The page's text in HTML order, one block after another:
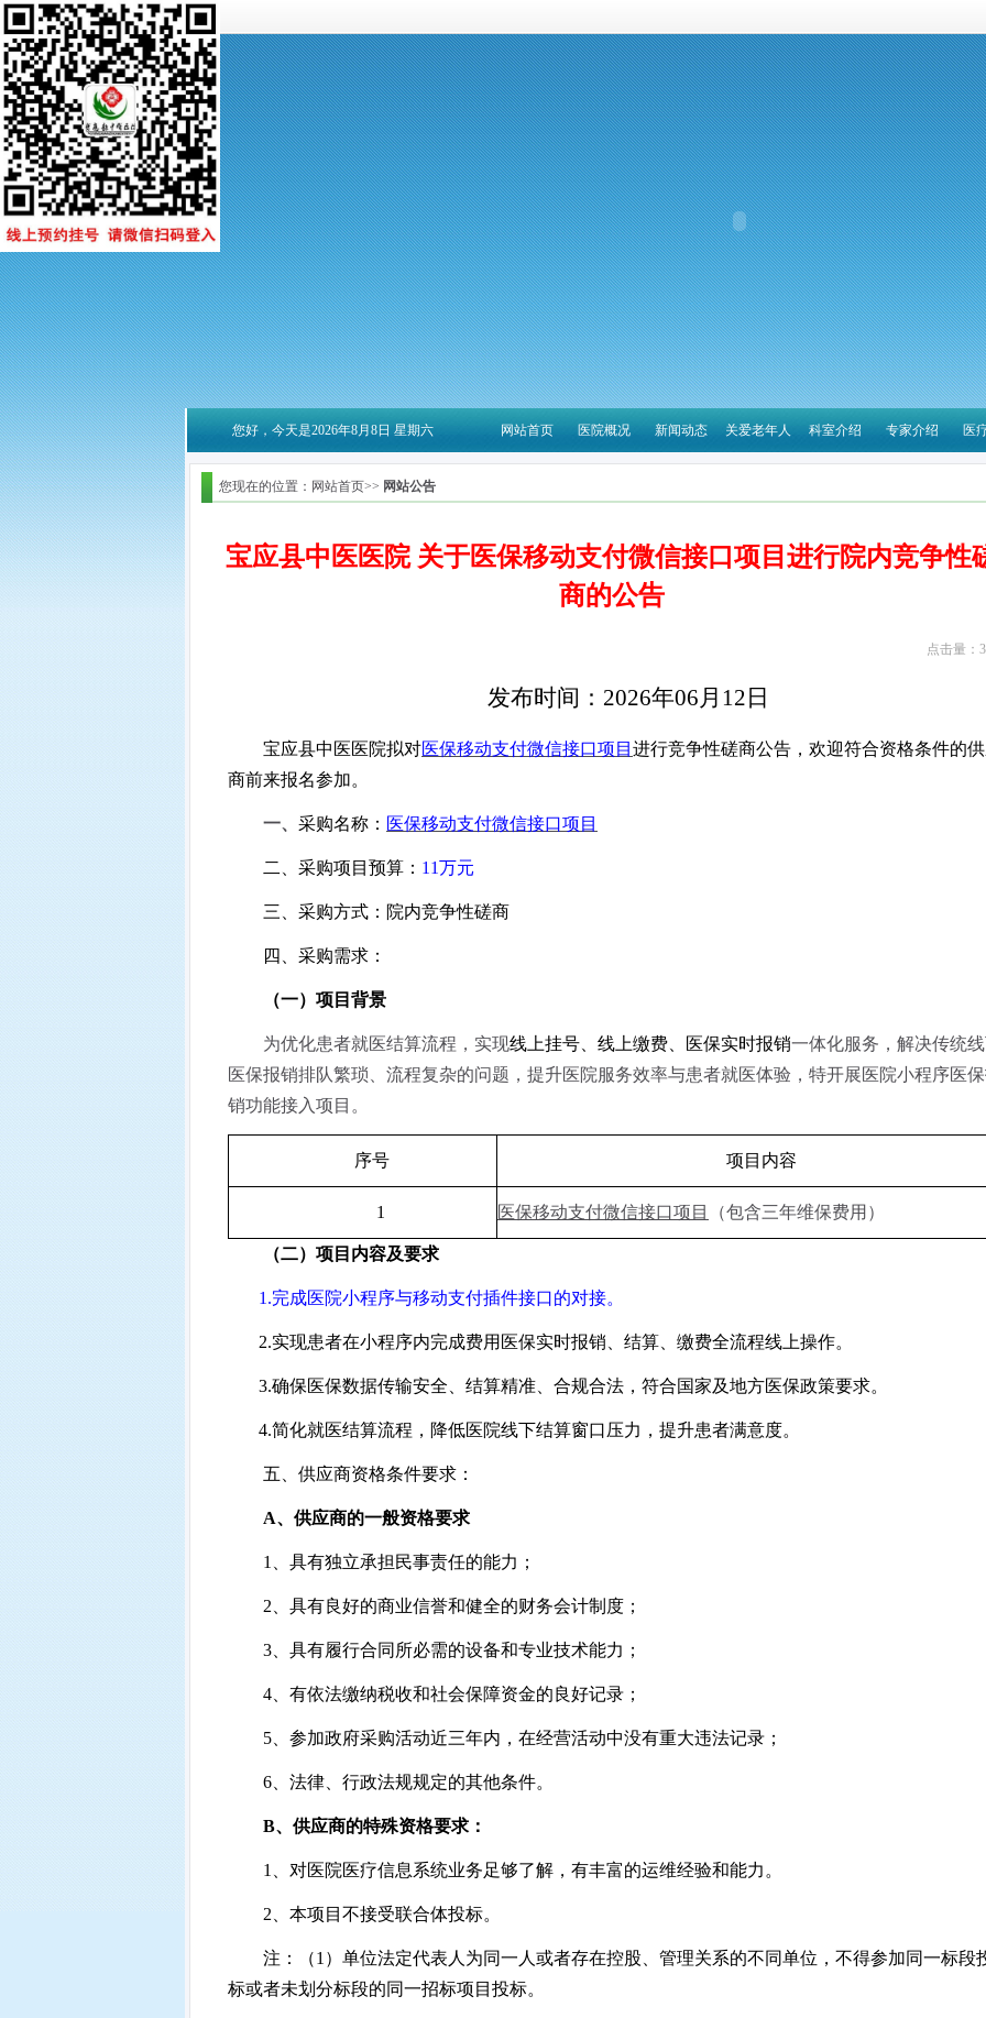
您好，今天是2026年8月8日 星期六 医
专家介绍
科室介绍
关爱老年人
新闻动态
医院概况
网站首页
您现在的位置：网站首页>> 网站公告
宝应县中医医院 关于医保移动支付微信接口项目进行院内竞争性
商的公告
点击量：
发布时间： 2026年06月 12 日
宝应县中医医院拟对医保移动支付微信接口项目 进行竞争性磋商公告，欢迎符合资格条件的
商前来报名参加。
一、 采购名称 ： 医保移动支付微信接口项目
二、采购项目预算： 11万元
三、采购方式：院内竞争性磋商
四、采购需求：
（一）项目背景
为优化患者就医结算流程，实现线上挂号、线上缴费、医保实时报销一体化服务，解决传统
医保报销排队繁琐、流程复杂的问题，提升医院服务效率与患者就医体验，特开展医院小程序医
销功能接入项目。
序号 项目内容
1 医保移动支付微信接口项目 （包含三年维保费用）
（二）项目内容及要求
1.完成医院小程序与移动支付插件接口的对接。
2.实现患者在小程序内完成费用医保实时报销、结算、缴费全流程线上操作。
3.确保医保数据传输安全、结算精准、合规合法，符合国家及地方医保政策要求。
4.简化就医结算流程，降低医院线下结算窗口压力，提升患者满意度。
五、供应商资格条件要求：
A、供应商的一般资格要求
1 、具有独立承担民事责任的能力；
2 、具有良好的商业信誉和健全的财务会计制度；
3 、具有履行合同所必需的设备和专业技术能力；
4 、有依法缴纳税收和社会保障资金的良好记录；
5 、参加政府采购活动近三年内，在经营活动中没有重大违法记录；
6 、法律、行政法规规定的其他条件。
B、供应商的特殊资格要求：
1 、对医院医疗信息系统业务足够了解，有丰富的运维经验和能力。
2 、本项目不接受联合体投标。
注：（1 ）单位法定代表人为同一人或者存在控股、管理关系的不同单位，不得参加同一标段
标或者未划分标段的同一招标项目投标。